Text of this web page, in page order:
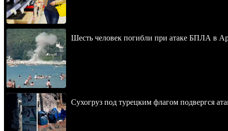
Шесть человек погибли при атаке БПЛА в
Сухогруз под турецким флагом подвергся